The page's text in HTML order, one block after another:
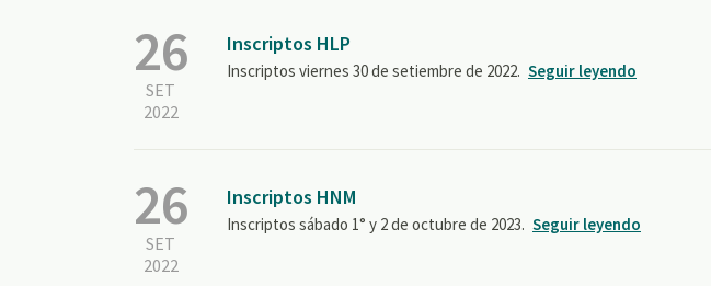
26
SET
2022
Inscriptos HLP
Inscriptos viernes 30 de setiembre de 2022. Seguir leyendo
26
SET
2022
Inscriptos HNM
Inscriptos sábado 1° y 2 de octubre de 2023. Seguir leyendo